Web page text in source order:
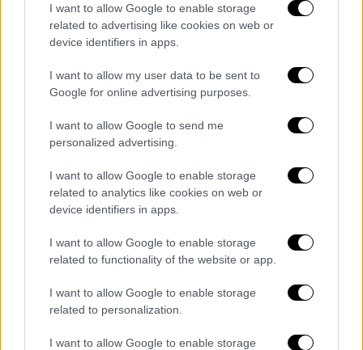
I want to allow Google to enable storage
related to advertising like cookies on web or
device identifiers in apps.
I want to allow my user data to be sent to
Google for online advertising purposes.
I want to allow Google to send me
personalized advertising.
I want to allow Google to enable storage
related to analytics like cookies on web or
device identifiers in apps.
I want to allow Google to enable storage
related to functionality of the website or app.
I want to allow Google to enable storage
related to personalization.
I want to allow Google to enable storage
«Η Γάζα θα κυβερνάται με βάση την αρχή
εξουσία, ένα νομικό σύστημα, ένας
, όπου μόνο πρόσωπα
εξουσιοδοτημένα από την (NCAG) μπορεί να
κατέχουν όπλα και όλες οιένοπλες φατρίες
θα σταματήσουν τις στρατιωτικές
δραστηριότητες», αναφέρεται
επαληθευτεί από την Επιτροπή
Επαλήθευσης Συλλογής Όπλων», ένα όργανο
Μλαντένοφ, τον επικεφαλής απεσταλμένο
του Συμβουλίου Ειρήνης. Επιπλέον, η
ανοικοδόμηση θα επιτρέπεται αποκλειστικά
σε ζώνες που θα έχουν χαρακτηριστεί ως